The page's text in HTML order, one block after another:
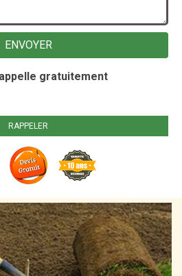
gratuitement